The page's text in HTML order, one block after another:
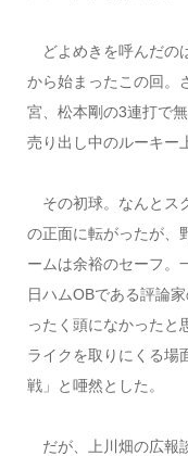
どよめきを呼んだの
から始まったこの回。
宮、松本剛の3連打で
売り出し中のルーキー
その初球。なんとス
の正面に転がったが、
ームは余裕のセーフ。
日ハムOBである評論
ったく頭になかったと
ライクを取りにくる場
戦」と唖然とした。
だが、上川畑の広報